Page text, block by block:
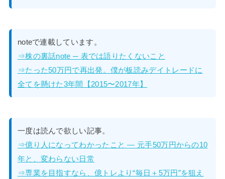
noteで連載しています。
⇒株の裏話note ─ 表では語りたくないこと
⇒たった50万円で再出発。僕が板読みデイトレードに
全てを懸けた3年間【2015〜2017年】
一度は読んで欲しい記事。
⇒億り人になってわかったこと — 元手50万円からの10
年と、変わらない日常
⇒専業を目指すなら、億トレより“毎日＋5万円”を狙え